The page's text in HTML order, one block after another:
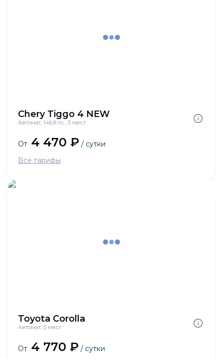
Chery Tiggo 4 NEW
Автомат, 146.8 лс., 5 мест
От 4 470 ₽ / сутки
Все тарифы
Toyota Corolla
Автомат, 5 мест
От 4 770 ₽ / сутки